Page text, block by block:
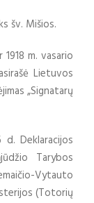
šv. Mišios.
m. vasario
Lietuvos
„Signatarų
Deklaracijos
Tarybos
Vytauto
(Totorių